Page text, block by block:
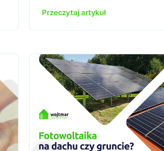
Przeczytaj artykuł